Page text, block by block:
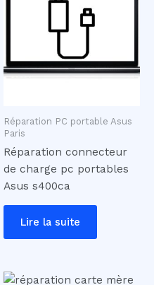
Réparation PC portable Asus
Paris
Réparation connecteur
de charge pc portables
Asus s400ca
Lire la suite